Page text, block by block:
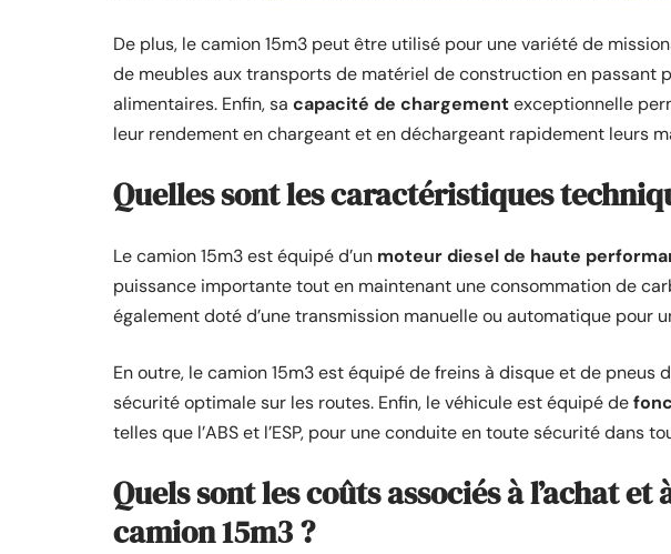
De plus, le camion 15m3 peut être utilisé pour une variété de
de meubles aux transports de matériel de construction en passant
alimentaires. Enfin, sa capacité de chargementexceptionnelle
leur rendement en chargeant et en déchargeant rapidement leurs
Quelles sont les caractéristiques
Le camion 15m3 est équipé d’un moteur diesel de haute
puissance importante tout en maintenant une consommation de
également doté d’une transmission manuelle ou automatique pour
En outre, le camion 15m3 est équipé de freins à disque et de pneus
sécurité optimale sur les routes. Enfin, le véhicule est équipé de
telles que l’ABS et l’ESP, pour une conduite en toute sécurité dans
Quels sont les coûts associés à l’achat
camion 15m3 ?